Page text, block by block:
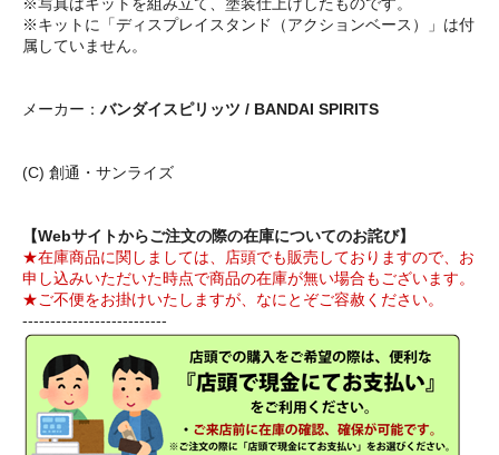
※キットに「ディスプレイスタンド（アクションベース）」は付
属していません。
メーカー： バンダイスピリッツ / BANDAI SPIRITS
(C) 創通・サンライズ
【Webサイトからご注文の際の在庫についてのお詫び】
★在庫商品に関しましては、店頭でも販売しておりますので、お
申し込みいただいた時点で商品の在庫が無い場合もございます。
★ご不便をお掛けいたしますが、なにとぞご容赦ください。
--------------------------